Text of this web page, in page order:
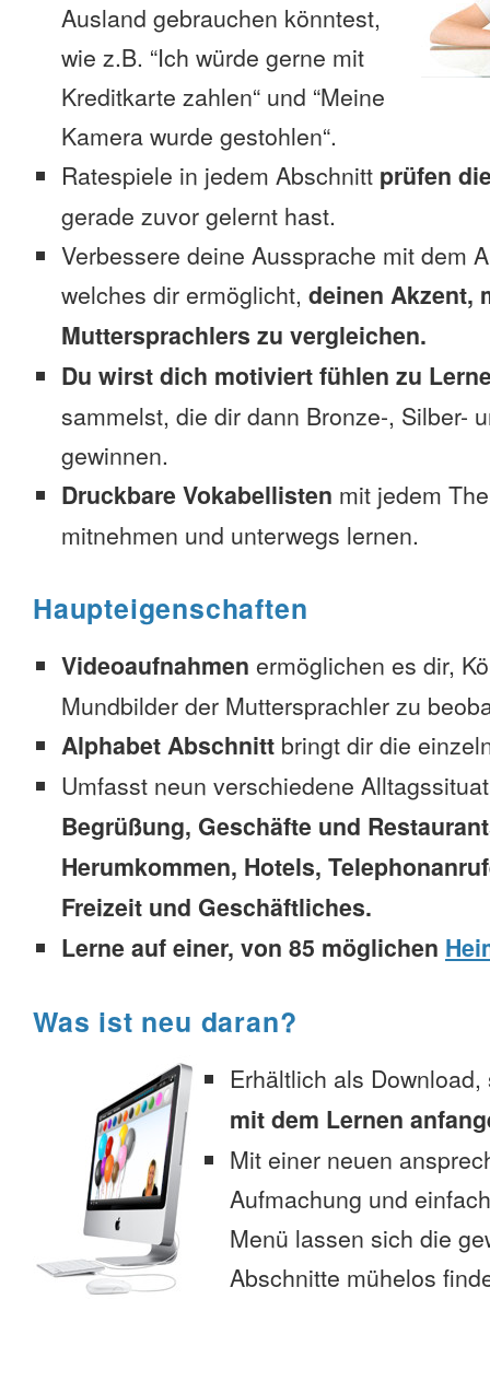
Ausland gebrauchen könntest,
wie z.B. “Ich würde gerne mit
Kreditkarte zahlen“ und “Meine
Kamera wurde gestohlen“.
Ratespiele in jedem Abschnitt prüfen
gerade zuvor gelernt hast.
Verbessere deine Aussprache mit dem
welches dir ermöglicht, deinen Akzent,
Muttersprachlers zu vergleichen.
Du wirst dich motiviert fühlen zu
sammelst, die dir dann Bronze-, Silber-
gewinnen.
Druckbare Vokabellisten mit jedem
mitnehmen und unterwegs lernen.
Haupteigenschaften
Videoaufnahmen ermöglichen es dir,
Mundbilder der Muttersprachler zu
Alphabet Abschnitt bringt dir die
Umfasst neun verschiedene
Begrüßung, Geschäfte und
Herumkommen, Hotels,
Freizeit und Geschäftliches.
Lerne auf einer, von 85 möglichen
Was ist neu daran?
Erhältlich als
mit dem Lernen
Mit einer neuen
Aufmachung und
Menü lassen sich die
Abschnitte mühelos